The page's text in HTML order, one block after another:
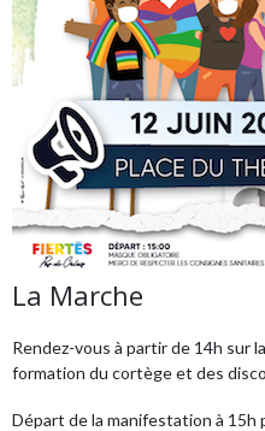
La Marche
Rendez-vous à partir de 14h sur
formation du cortège et des
Départ de la manifestation à 15h